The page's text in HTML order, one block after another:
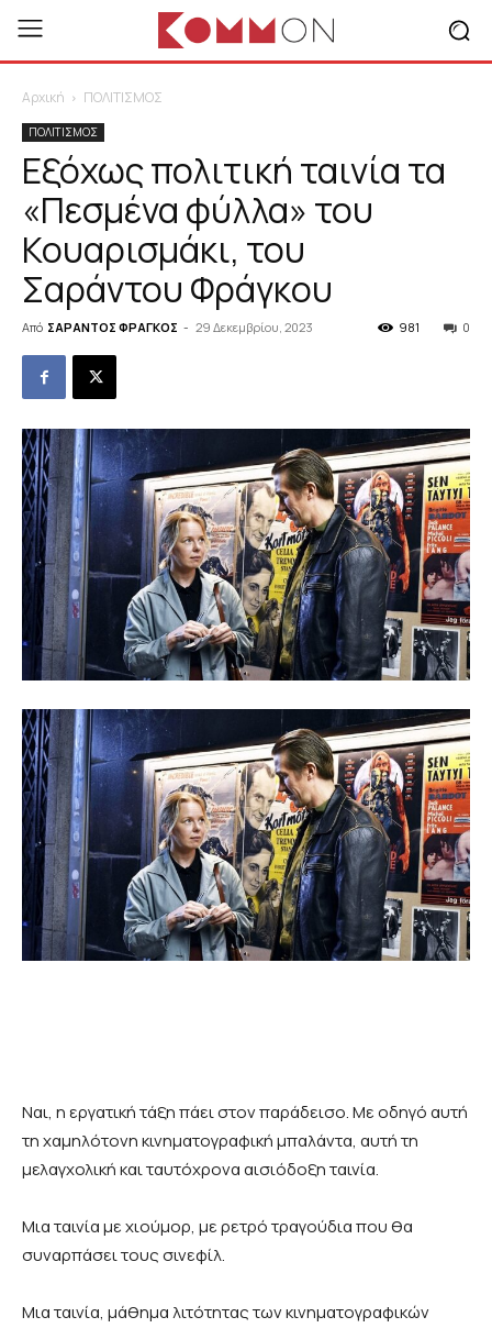
Αρχική ΠΟΛΙΤΙΣΜΟΣ
ΠΟΛΙΤΙΣΜΟΣ
Εξόχως πολιτική ταινία τα
«Πεσμένα φύλλα» του
Κουαρισμάκι, του
Σαράντου Φράγκου
Από ΣΑΡΑΝΤΟΣ ΦΡΑΓΚΟΣ - 29 Δεκεμβρίου, 2023 0
981
Ναι, η εργατική τάξη πάει στον παράδεισο. Με οδηγό αυτή
τη χαμηλότονη κινηματογραφική μπαλάντα, αυτή τη
μελαγχολική και ταυτόχρονα αισιόδοξη ταινία.
Μια ταινία με χιούμορ, με ρετρό τραγούδια που θα
συναρπάσει τους σινεφίλ.
Μια ταινία, μάθημα λιτότητας των κινηματογραφικών